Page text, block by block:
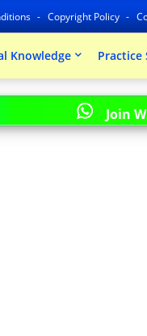
Copyright Policy
Knowledge Practice
Join